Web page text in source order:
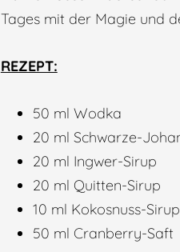
Tages mit der Magie und
REZEPT:
50 ml Wodka
20 ml Schwarze-
20 ml Ingwer-Sirup
20 ml Quitten-Sirup
10 ml Kokosnuss-Sirup
50 ml Cranberry-Saft